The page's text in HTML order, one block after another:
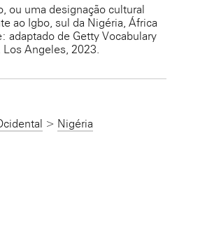
ou uma designação cultural
ao Igbo, sul da Nigéria, África
adaptado de Getty Vocabulary
Los Angeles, 2023.
> Nigéria